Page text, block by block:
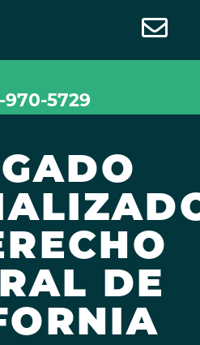
5729
DE